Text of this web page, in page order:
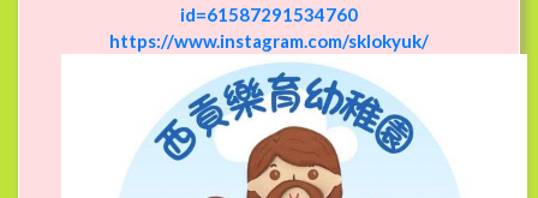
id=61587291534760
https://www.instagram.com/sklokyuk/